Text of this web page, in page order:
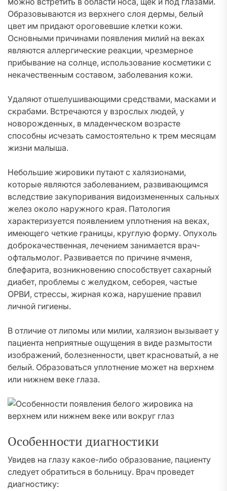
Образовываются из верхнего слоя дермы, белый
цвет им придают ороговевшие клетки кожи.
Основными причинами появления милий на веках
являются аллергические реакции, чрезмерное
прибывание на солнце, использование косметики с
некачественным составом, заболевания кожи.
Удаляют отшелушивающими средствами, масками и
скрабами. Встречаются у взрослых людей, у
новорожденных, в младенческом возрасте
способны исчезать самостоятельно к трем месяцам
жизни малыша.
Небольшие жировики путают с халязионами,
которые являются заболеванием, развивающимся
вследствие закупоривания видоизмененных сальных
желез около наружного края. Патология
характеризуется появлением уплотнения на веках,
имеющего четкие границы, круглую форму. Опухоль
доброкачественная, лечением занимается врач-
офтальмолог. Развивается по причине ячменя,
блефарита, возникновению способствует сахарный
диабет, проблемы с желудком, себорея, частые
ОРВИ, стрессы, жирная кожа, нарушение правил
личной гигиены.
В отличие от липомы или милии, халязион вызывает у
пациента неприятные ощущения в виде размытости
изображений, болезненности, цвет красноватый, а не
белый. Образоваться уплотнение может на верхнем
или нижнем веке глаза.
Особенности диагностики
Увидев на глазу какое-либо образование, пациенту
следует обратиться в больницу. Врач проведет
диагностику: